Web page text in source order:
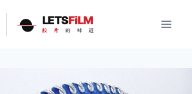
LETSFiLM
胶 片 的 味 道